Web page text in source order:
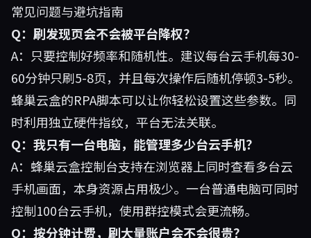
常见问题与避坑指南
Q：刷发现页会不会被平台降权？
A：只要控制好频率和随机性。建议每台云手机每30-
60分钟只刷5-8页，并且每次操作后随机停顿3-5秒。
蜂巢云盒的RPA脚本可以让你轻松设置这些参数。同
时利用独立硬件指纹，平台无法关联。
Q：我只有一台电脑，能管理多少台云手机？
A：蜂巢云盒控制台支持在浏览器上同时查看多台云
手机画面，本身资源占用极少。一台普通电脑可同时
控制100台云手机，使用群控模式会更流畅。
Q：按分钟计费，刷大量账户会不会很贵？